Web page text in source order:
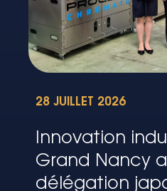
28 JUILLET 2026
Innovation
Grand Nancy
délégation